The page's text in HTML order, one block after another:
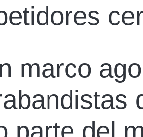
marco
parte del